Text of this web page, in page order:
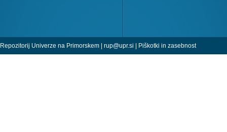
Repozitorij Univerze na Primorskem | rup@upr.si | Piškotki in zasebnost